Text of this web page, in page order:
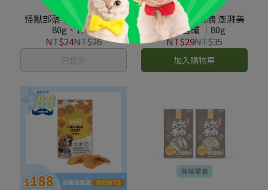
怪獸部落｜無膠鮮肉煲｜
80g、160g
NT$24NT$26
已售完
怪獸部落｜佛跳牆 澎湃美
味四喜罐 ｜80g
NT$29NT$35
加入購物車